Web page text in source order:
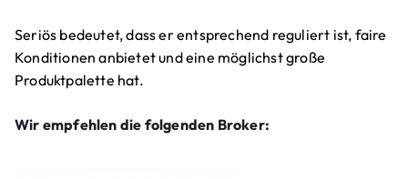
Seriös bedeutet, dass er entsprechend reguliert ist, faire
Konditionen anbietet und eine möglichst große
Produktpalette hat.
Wir empfehlen die folgenden Broker: